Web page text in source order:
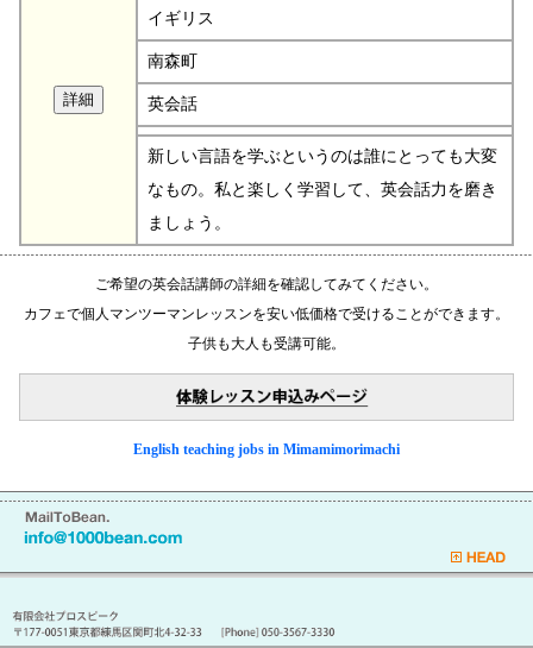
イギリス
南森町
英会話
新しい言語を学ぶというのは誰にとっても大変
なもの。私と楽しく学習して、英会話力を磨き
ましょう。
ご希望の英会話講師の詳細を確認してみてください。
カフェで個人マンツーマンレッスンを安い低価格で受けることができます。
子供も大人も受講可能。
English teaching jobs in Mimamimorimachi